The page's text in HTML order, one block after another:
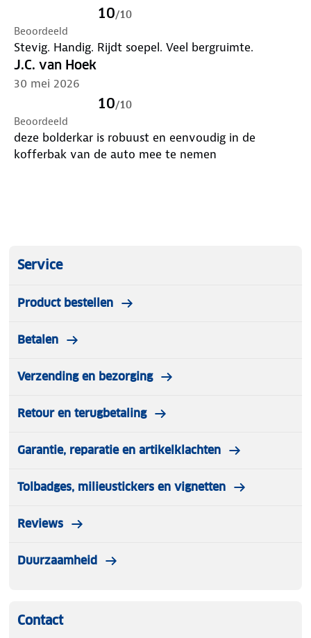
inleveren op functionaliteit.
Onderhoudsvriendelijk
Het hoogwaardige 600D textiel met
waterafstotende coating beschermt je spullen tegen
vocht en slijtage. De verwijderbare stof maakt
schoonmaken tot een eenvoudige klus - even
uitnemen, schoonmaken en weer bevestigen.
Verpakkingsinhoud
LifeGoods Bolderkar (1x)
Handleiding (1x)
Wielen: 2x 360° draaibaar met rubber loopvlak
Extra's: Ergonomisch handvat
Toepassing: Festivals, camping, boodschappen
10/10
Beoordeeld
Stevig. Handig. Rijdt soepel. Veel bergruimte.
J.C. van Hoek
30 mei 2026
10/10
Beoordeeld
deze bolderkar is robuust en eenvoudig in de
kofferbak van de auto mee te nemen
Service
Product bestellen
Betalen
Verzending en bezorging
Retour en terugbetaling
Garantie, reparatie en artikelklachten
Tolbadges, milieustickers en vignetten
Reviews
Duurzaamheid
Contact